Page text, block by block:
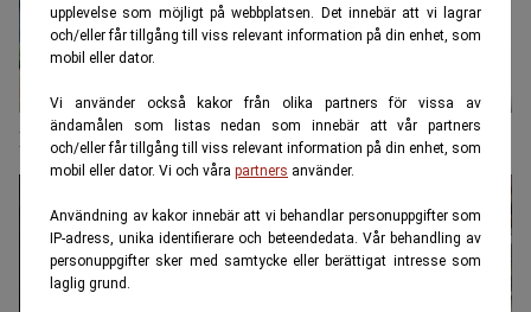
upplevelse som möjligt på webbplatsen. Det innebär att vi lagrar
och/eller får tillgång till viss relevant information på din enhet, som
mobil eller dator.
Vi använder också kakor från olika partners för vissa av
ändamålen som listas nedan som innebär att vår partners
och/eller får tillgång till viss relevant information på din enhet, som
mobil eller dator. Vi och våra partners använder.
Användning av kakor innebär att vi behandlar personuppgifter som
IP-adress, unika identifierare och beteendedata. Vår behandling av
personuppgifter sker med samtycke eller berättigat intresse som
laglig grund.
Inkasso: Allt fler bostadsrättsägare riskerar vräkning